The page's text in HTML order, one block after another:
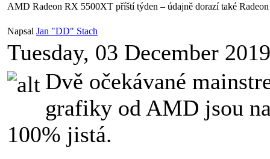
AMD Radeon RX 5500XT příští týden – údajně dorazí také
Napsal Jan "DD" Stach
Tuesday, 03 December 2019
Dvě očekávané
grafiky od AMD jsou
100% jistá.